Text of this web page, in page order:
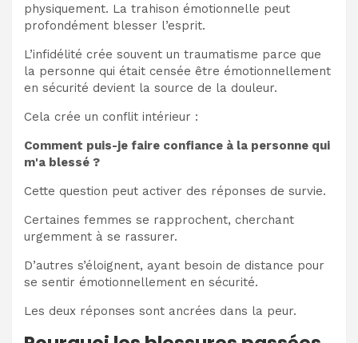
physiquement. La trahison émotionnelle peut
profondément blesser l’esprit.
L’infidélité crée souvent un traumatisme parce que
la personne qui était censée être émotionnellement
en sécurité devient la source de la douleur.
Cela crée un conflit intérieur :
Comment puis-je faire confiance à la personne qui
m'a blessé ?
Cette question peut activer des réponses de survie.
Certaines femmes se rapprochent, cherchant
urgemment à se rassurer.
D’autres s’éloignent, ayant besoin de distance pour
se sentir émotionnellement en sécurité.
Les deux réponses sont ancrées dans la peur.